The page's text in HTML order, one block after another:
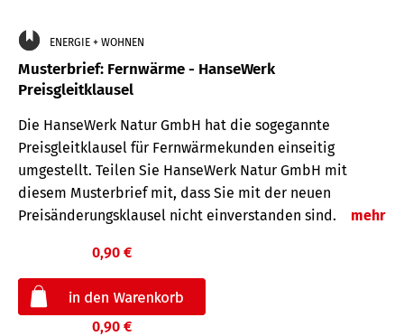
ENERGIE + WOHNEN
Musterbrief: Fernwärme - HanseWerk
Preisgleitklausel
Die HanseWerk Natur GmbH hat die sogegannte
Preisgleitklausel für Fernwärmekunden einseitig
umgestellt. Teilen Sie HanseWerk Natur GmbH mit
diesem Musterbrief mit, dass Sie mit der neuen
Preisänderungsklausel nicht einverstanden sind.
mehr
0,90 €
0,90 €